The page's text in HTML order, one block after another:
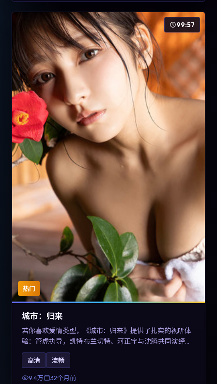
热门
99:57
城市：归来
若你喜欢爱情类型，《城市：归来》提供了扎实的视听体
验：管虎执导，凯特·布兰切特、河正宇与沈腾共同演绎。
影片2023年于德国上映，内容在有限空间内完成高密度的
戏剧冲突，关键词包含高清流畅、人物关系与情节反转，
适合检索「2023爱情」「德国电影」的用户。
高清 流畅
9.4万 32个月前